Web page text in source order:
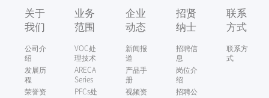
关于
我们
公司介
绍
发展历
程
荣誉资
业务
范围
VOC处
理技术
ARECA
Series
PFCs处
企业
动态
新闻报
道
产品手
册
视频资
招贤
纳士
招聘信
息
岗位介
绍
招聘公
联系
方式
联系方
式